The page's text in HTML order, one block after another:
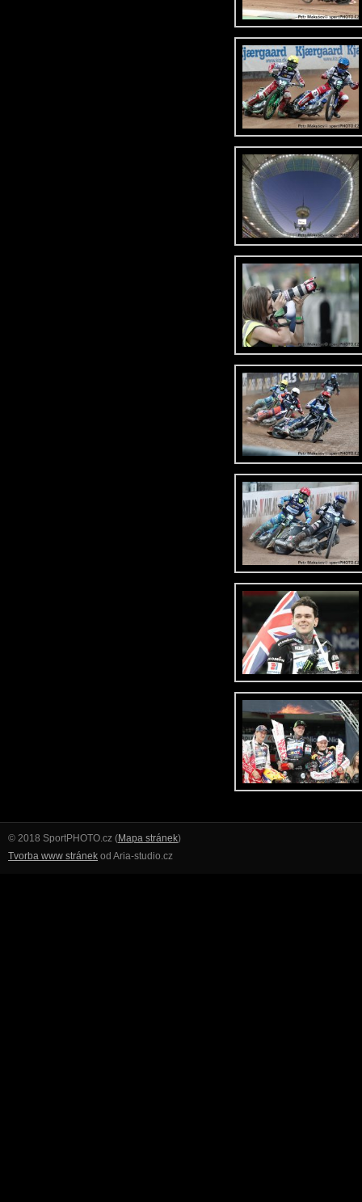
© 2018 SportPHOTO.cz (Mapa stránek)
Tvorba www stránek od Aria-studio.cz